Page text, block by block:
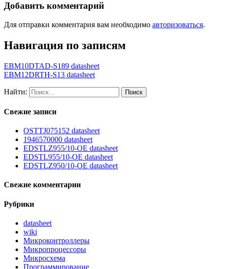
Добавить комментарий
Для отправки комментария вам необходимо авторизоваться.
Навигация по записям
EBM10DTAD-S189 datasheet
EBM12DRTH-S13 datasheet
Найти:
Свежие записи
OSTTJ075152 datasheet
1946570000 datasheet
EDSTLZ955/10-OE datasheet
EDSTL955/10-OE datasheet
EDSTLZ950/10-OE datasheet
Свежие комментарии
Рубрики
datasheet
wiki
Микроконтроллеры
Микропроцессоры
Микросхема
Программирование